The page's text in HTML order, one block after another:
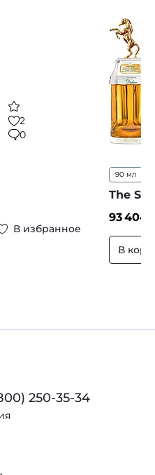
2
0
В избранное
90 мл
The
93 404
В
250-35-34